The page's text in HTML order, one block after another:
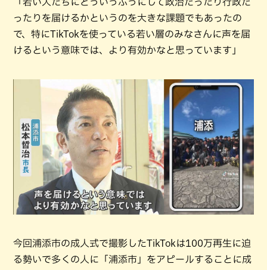
ったりを届けるかというのを大きな課題でもあったの
で、特にTikTokを使っている若い層のみなさんに声を届
けるという意味では、より有効かなと思っています」
今回浦添市の成人式で撮影したTikTokは100万再生に迫
る勢いで多くの人に「浦添市」をアピールすることに成